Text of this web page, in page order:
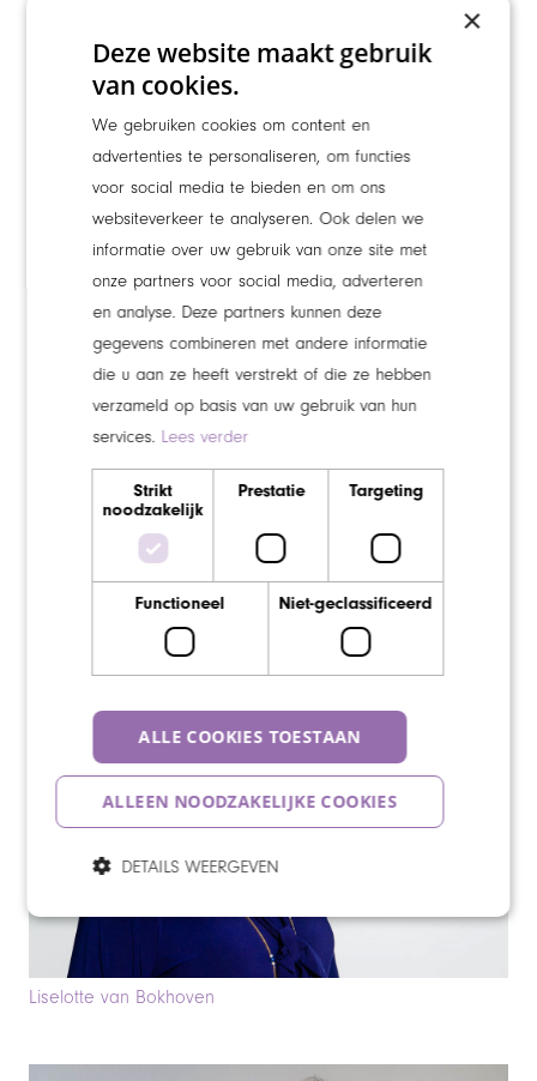
Maroussia Oosterhuis
Liselotte van Bokhoven
×
Deze website maakt gebruik
van cookies.
We gebruiken cookies om content en
advertenties te personaliseren, om functies
voor social media te bieden en om ons
websiteverkeer te analyseren. Ook delen we
informatie over uw gebruik van onze site met
onze partners voor social media, adverteren
en analyse. Deze partners kunnen deze
gegevens combineren met andere informatie
die u aan ze heeft verstrekt of die ze hebben
verzameld op basis van uw gebruik van hun
services. Lees verder
Strikt
noodzakelijk
Prestatie Targeting
Functioneel Niet-geclassificeerd
ALLE COOKIES TOESTAAN
ALLEEN NOODZAKELIJKE COOKIES
DETAILS WEERGEVEN